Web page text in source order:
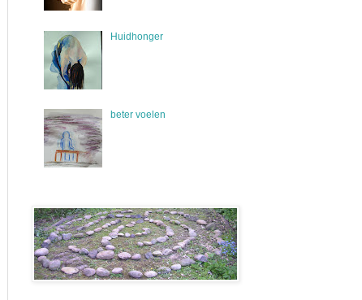
Huidhonger
beter voelen